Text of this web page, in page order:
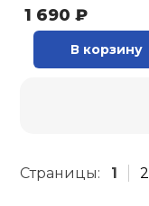
1 690 ₽
В корзину
Страницы: 1 2